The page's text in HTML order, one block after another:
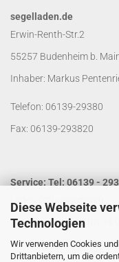
Diese Webseite
Technologien
Wir verwenden Cookies
Drittanbietern, um die
segelladen.de
Erwin-Renth-Str.2
55257 Budenheim b.
Inhaber: Markus
Telefon: 06139-29380
Fax: 06139-293820
Service: Tel: 06139 -
Laden Öffnungszeiten:
Mo. - Do. von 9:00 bis
Fr. von 9:00 bis 13:00 Uhr